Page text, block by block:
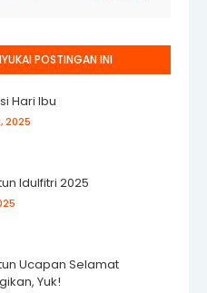
POSTINGAN INI
Hari Ibu
2025
Idulfitri 2025
Ucapan Selamat
Yuk!